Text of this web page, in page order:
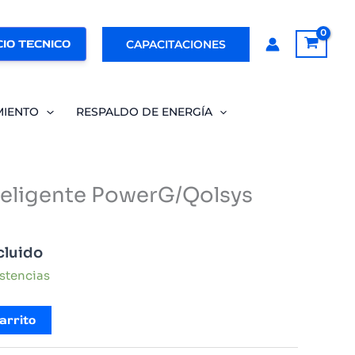
TECNICO CAPACITACIONES
RESPALDO DE ENERGÍA
PowerG/Qolsys